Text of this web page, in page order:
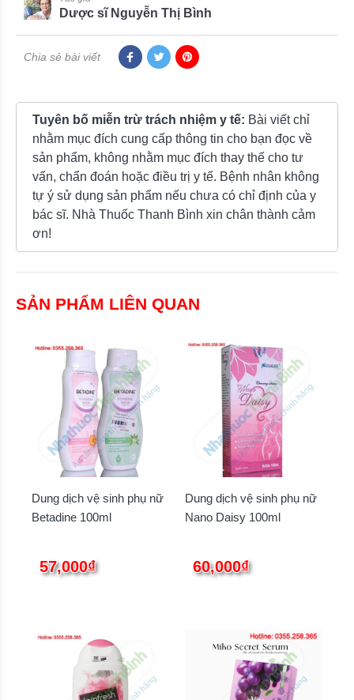
Dược sĩ Nguyễn Thị Bình
Chia sẻ bài viết
Tuyên bố miễn trừ trách nhiệm y tế: Bài viết chỉ
nhằm mục đích cung cấp thông tin cho bạn đọc về
sản phẩm, không nhằm mục đích thay thế cho tư
vấn, chẩn đoán hoặc điều trị y tế. Bệnh nhân không
tự ý sử dụng sản phẩm nếu chưa có chỉ định của y
bác sĩ. Nhà Thuốc Thanh Bình xin chân thành cảm
ơn!
SẢN PHẨM LIÊN QUAN
Dung dịch vệ sinh phụ nữ
Betadine 100ml
57,000₫
Dung dịch vệ sinh phụ nữ
Nano Daisy 100ml
60,000₫